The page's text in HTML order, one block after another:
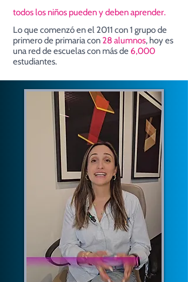
todos los niños pueden y deben aprender.
Lo que comenzó en el 2011 con 1 grupo de
primero de primaria con 28 alumnos, hoy es
una red de escuelas con más de 6,000
estudiantes.